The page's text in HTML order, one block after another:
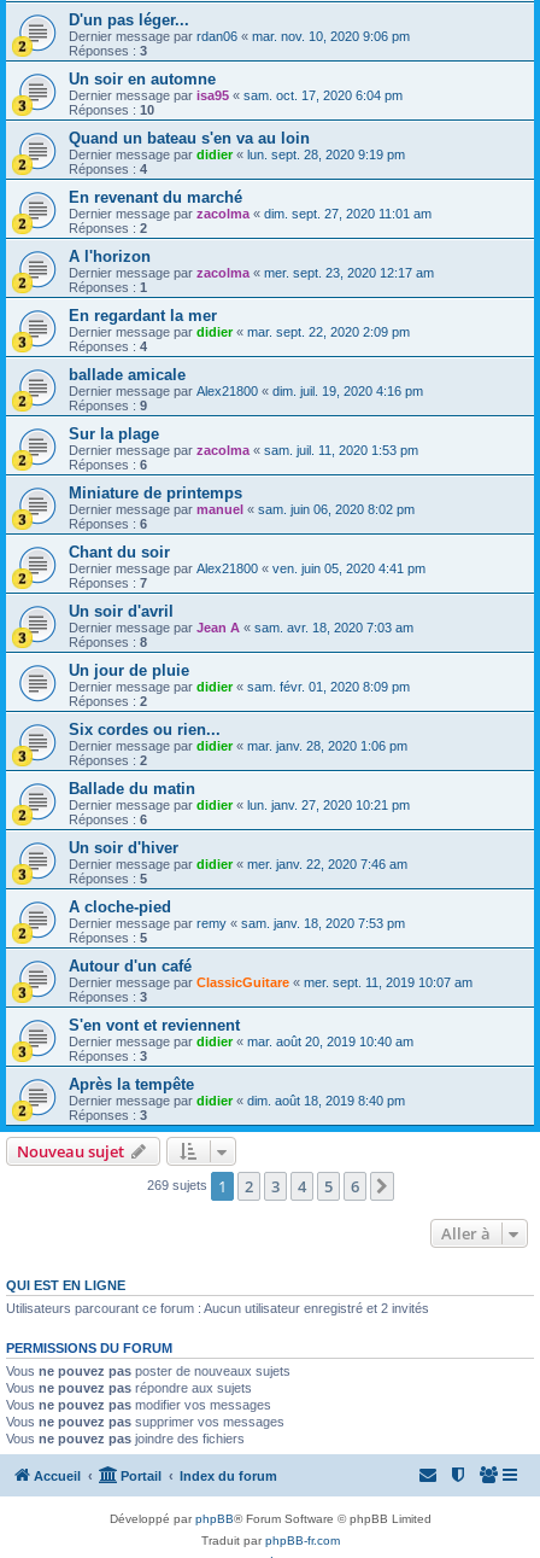
D'un pas léger...
Dernier message par rdan06 « mar. nov. 10, 2020 9:06 pm
Réponses : 3
Un soir en automne
Dernier message par isa95 « sam. oct. 17, 2020 6:04 pm
Réponses : 10
Quand un bateau s'en va au loin
Dernier message par didier« lun. sept. 28, 2020 9:19 pm
Réponses : 4
En revenant du marché
Dernier message par zacolma « dim. sept. 27, 2020 11:01 am
Réponses : 2
A l'horizon
Dernier message par zacolma « mer. sept. 23, 2020 12:17 am
Réponses : 1
En regardant la mer
Dernier message par didier« mar. sept. 22, 2020 2:09 pm
Réponses : 4
ballade amicale
Dernier message par Alex21800 « dim. juil. 19, 2020 4:16 pm
Réponses : 9
Sur la plage
Dernier message par zacolma « sam. juil. 11, 2020 1:53 pm
Réponses : 6
Miniature de printemps
Dernier message par manuel « sam. juin 06, 2020 8:02 pm
Réponses : 6
Chant du soir
Dernier message par Alex21800 « ven. juin 05, 2020 4:41 pm
Réponses : 7
Un soir d'avril
Dernier message par Jean A « sam. avr. 18, 2020 7:03 am
Réponses : 8
Un jour de pluie
Dernier message par didier« sam. févr. 01, 2020 8:09 pm
Réponses : 2
Six cordes ou rien...
Dernier message par didier« mar. janv. 28, 2020 1:06 pm
Réponses : 2
Ballade du matin
Dernier message par didier« lun. janv. 27, 2020 10:21 pm
Réponses : 6
Un soir d'hiver
Dernier message par didier« mer. janv. 22, 2020 7:46 am
Réponses : 5
A cloche-pied
Dernier message par remy « sam. janv. 18, 2020 7:53 pm
Réponses : 5
Autour d'un café
Dernier message par ClassicGuitare « mer. sept. 11, 2019 10:07 am
Réponses : 3
S'en vont et reviennent
Dernier message par didier« mar. août 20, 2019 10:40 am
Réponses : 3
Après la tempête
Dernier message par didier« dim. août 18, 2019 8:40 pm
Réponses : 3
Nouveau sujet
269 sujets 1 2 3 4 5 6
Aller à
QUI EST EN LIGNE
Utilisateurs parcourant ce forum : Aucun utilisateur enregistré et 2 invités
PERMISSIONS DU FORUM
Vous ne pouvez pas poster de nouveaux sujets
Vous ne pouvez pas répondre aux sujets
Vous ne pouvez pas modifier vos messages
Vous ne pouvez pas supprimer vos messages
Vous ne pouvez pas joindre des fichiers
Accueil Portail Index du forum
Développé parphpBB® Forum Software © phpBB Limited
Traduit parphpBB-fr.com